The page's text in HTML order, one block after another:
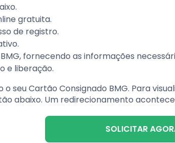
gratuita.
de registro.
fornecendo as informações
e liberação.
seu Cartão Consignado BMG. Para
abaixo. Um redirecionamento
SOLICITAR